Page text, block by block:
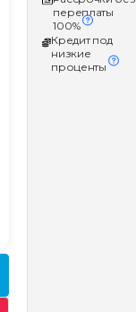
переплаты
100%
Кредит под
низкие
проценты